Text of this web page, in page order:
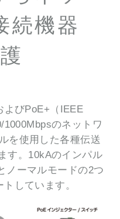
続機器
よびPoE+（IEEE
のネットワ
を使用した各種伝送
す。10kAのインパル
ノーマルモードの2つ
しています。